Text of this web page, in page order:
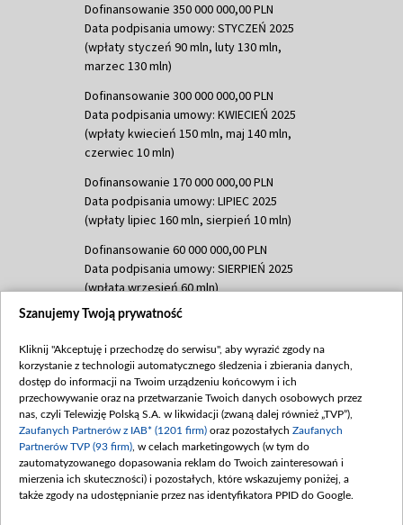
Dofinansowanie 350 000 000,00 PLN
Data podpisania umowy: STYCZEŃ 2025
(wpłaty styczeń 90 mln, luty 130 mln,
marzec 130 mln)
Dofinansowanie 300 000 000,00 PLN
Data podpisania umowy: KWIECIEŃ 2025
(wpłaty kwiecień 150 mln, maj 140 mln,
czerwiec 10 mln)
Dofinansowanie 170 000 000,00 PLN
Data podpisania umowy: LIPIEC 2025
(wpłaty lipiec 160 mln, sierpień 10 mln)
Dofinansowanie 60 000 000,00 PLN
Data podpisania umowy: SIERPIEŃ 2025
(wpłata wrzesień 60 mln)
Dofinansowanie 635 783 051,21 PLN
(wpłata wrzesień 100 mln, październik 350
mln, listopad 265 mln)
Dofinansowanie 48 862 000,00 PLN
Data podpisania umowy: GRUDZIEŃ 2025
(wpłata grudzień 60,548 mln)
Dofinansowanie 900 000 000,00 PLN
Data podpisania umowy: LUTY 2026 (wpłata
Szanujemy Twoją prywatność
Kliknij "Akceptuję i przechodzę do serwisu", aby wyrazić zgody na
korzystanie z technologii automatycznego śledzenia i zbierania danych,
dostęp do informacji na Twoim urządzeniu końcowym i ich
przechowywanie oraz na przetwarzanie Twoich danych osobowych przez
nas, czyli Telewizję Polską S.A. w likwidacji (zwaną dalej również „TVP”),
Zaufanych Partnerów z IAB* (1201 firm) oraz pozostałych Zaufanych
Partnerów TVP (93 firm) , w celach marketingowych (w tym do
zautomatyzowanego dopasowania reklam do Twoich zainteresowań i
mierzenia ich skuteczności) i pozostałych, które wskazujemy poniżej, a
także zgody na udostępnianie przez nas identyfikatora PPID do Google.